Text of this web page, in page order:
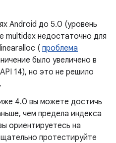
Android до 5.0 (уровень
multidex недостаточно для
( проблема
было увеличено в
14), но это не решило
4.0 вы можете достичь
чем предела индекса
ориентируетесь на
протестируйте